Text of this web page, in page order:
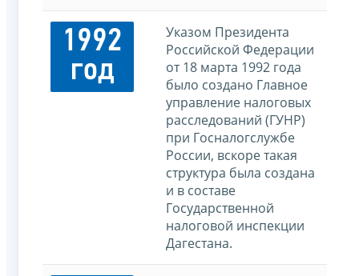
1992
год
Указом Президента
Российской Федерации
от 18 марта 1992 года
было создано Главное
управление налоговых
расследований (ГУНР)
при Госналогслужбе
России, вскоре такая
структура была создана
и в составе
Государственной
налоговой инспекции
Дагестана.